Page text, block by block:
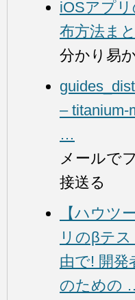
iOSアプ
布方法ま
分かり易
– titanium-
…
メールで
接送る
【ハウツ
リのβテ
由で! 開発
のための